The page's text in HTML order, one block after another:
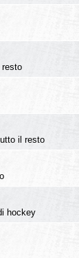
resto
il resto
hockey